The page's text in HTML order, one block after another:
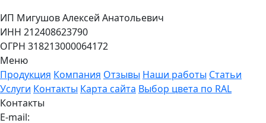
ИП Мигушов Алексей Анатольевич
ИНН 212408623790
ОГРН 318213000064172
Меню
Продукция Компания Отзывы Наши работы Статьи
Услуги Контакты Карта сайта Выбор цвета по RAL
Контакты
E-mail: